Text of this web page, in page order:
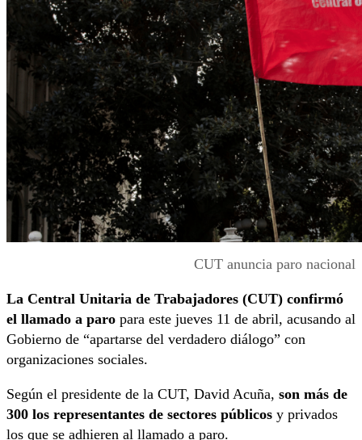
CUT anuncia paro nacional
La Central Unitaria de Trabajadores (CUT) confirmó
el llamado a paro para este jueves 11 de abril, acusando al
Gobierno de “apartarse del verdadero diálogo” con
organizaciones sociales.
Según el presidente de la CUT, David Acuña, son más de
300 los representantes de sectores públicos y privados
los que se adhieren al llamado a paro.